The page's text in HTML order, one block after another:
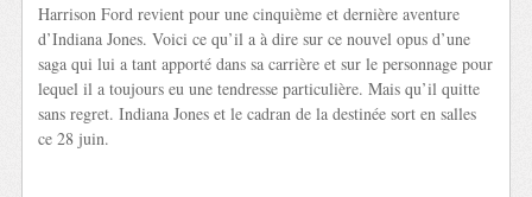
Harrison Ford revient pour une cinquième et dernière aventure
d’Indiana Jones. Voici ce qu’il a à dire sur ce nouvel opus d’une
saga qui lui a tant apporté dans sa carrière et sur le personnage pour
lequel il a toujours eu une tendresse particulière. Mais qu’il quitte
sans regret. Indiana Jones et le cadran de la destinée sort en salles
ce 28 juin.